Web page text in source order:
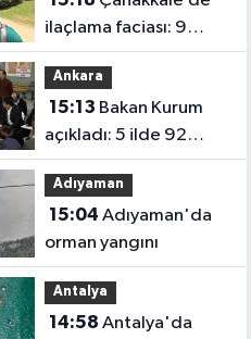
ilaçlama faciası: 9
yaşındaki Yusuf
hayatını kaybetti
Ankara
15:13
açıkladı: 5 ilde 92
bağımsız bölüm
yangınlarda ağır hasar
gördü
Adıyaman
15:04 Adıyaman'da
orman yangını
Antalya
14:58 Antalya'da